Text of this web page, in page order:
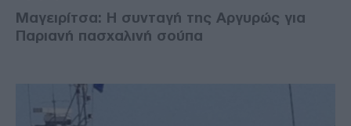
Μαγειρίτσα: Η συνταγή της Αργυρώς για
Παριανή πασχαλινή σούπα